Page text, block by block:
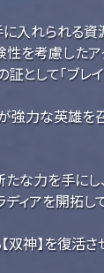
に入れられる
を考慮したア
として「ブレ
強力な英雄を
たな力を手に
ィアを開拓し
双神】を復活